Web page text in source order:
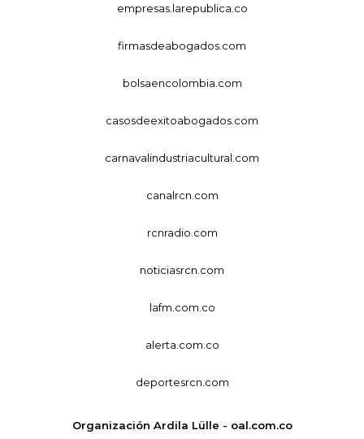
empresas.larepublica.co
firmasdeabogados.com
bolsaencolombia.com
casosdeexitoabogados.com
carnavalindustriacultural.com
canalrcn.com
rcnradio.com
noticiasrcn.com
lafm.com.co
alerta.com.co
deportesrcn.com
Organización Ardila Lülle - oal.com.co